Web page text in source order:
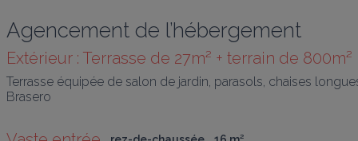
Agencement de l’hébergement
Extérieur : Terrasse de 27m² + terrain de 800m²
Terrasse équipée de salon de jardin, parasols, chaises
Brasero